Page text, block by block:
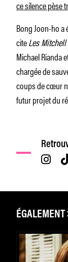
ce silence pèse
Bong Joon-ho a
citeLes
Michael Rianda
chargée de
coups de cœur
futur projet du
ÉGALEMENT